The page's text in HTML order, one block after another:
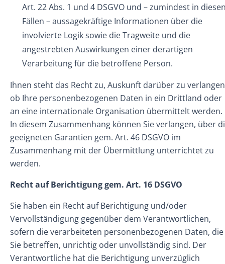
Art. 22 Abs. 1 und 4 DSGVO und – zumindest in
Fällen – aussagekräftige Informationen über die
involvierte Logik sowie die Tragweite und die
angestrebten Auswirkungen einer derartigen
Verarbeitung für die betroffene Person.
Ihnen steht das Recht zu, Auskunft darüber zu
ob Ihre personenbezogenen Daten in ein Drittland oder
an eine internationale Organisation übermittelt werden.
In diesem Zusammenhang können Sie verlangen, über
geeigneten Garantien gem. Art. 46 DSGVO im
Zusammenhang mit der Übermittlung unterrichtet zu
werden.
Recht auf Berichtigung gem. Art. 16 DSGVO
Sie haben ein Recht auf Berichtigung und/oder
Vervollständigung gegenüber dem Verantwortlichen,
sofern die verarbeiteten personenbezogenen Daten, die
Sie betreffen, unrichtig oder unvollständig sind. Der
Verantwortliche hat die Berichtigung unverzüglich